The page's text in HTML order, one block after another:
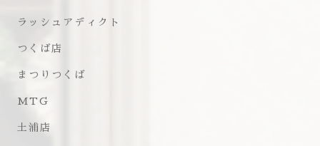
ラッシュアディクト
つくば店
まつりつくば
MTG
土浦店